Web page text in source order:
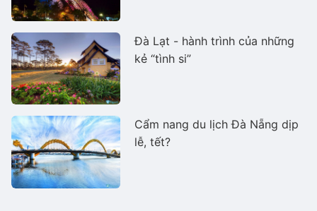
Đà Lạt - hành trình của những
kẻ “tình si”
Cẩm nang du lịch Đà Nẵng dịp
lễ, tết?